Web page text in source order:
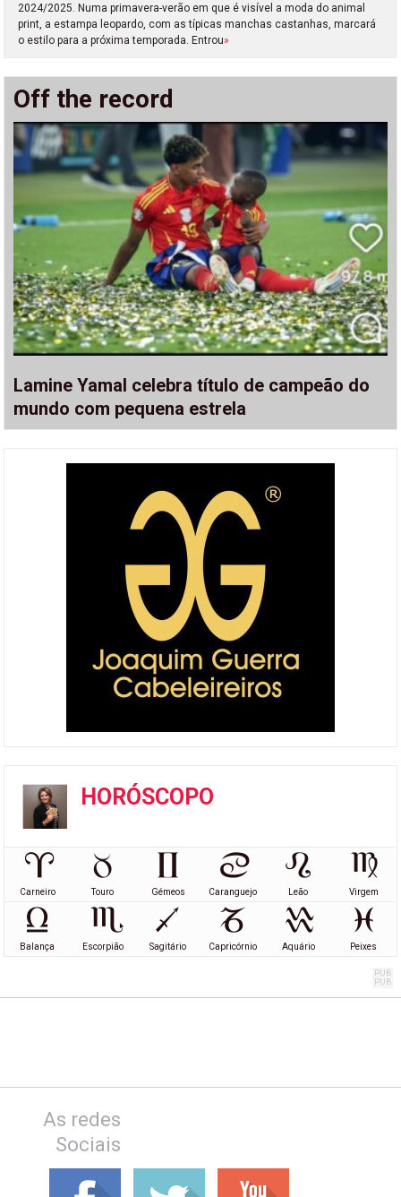
2024/2025. Numa primavera-verão em que é visível a moda do animal
print, a estampa leopardo, com as típicas manchas castanhas, marcará
o estilo para a próxima temporada. Entrou»
Off the record
Lamine Yamal celebra título de campeão do
mundo com pequena estrela
HORÓSCOPO
Carneiro Touro Gémeos Caranguejo Leão Virgem
Balança Escorpião Sagitário Capricórnio Aquário Peixes
As redes
Sociais